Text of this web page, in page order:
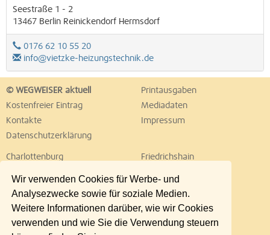
Wir verwenden Cookies für Werbe- und
Analysezwecke sowie für soziale Medien.
Weitere Informationen darüber, wie wir Cookies
verwenden und wie Sie die Verwendung steuern
Seestraße 1 - 2
13467 Berlin Reinickendorf Hermsdorf
0176 62 10 55 20
info@vietzke-heizungstechnik.de
© WEGWEISER aktuell
Printausgaben
Kostenfreier Eintrag
Mediadaten
Kontakte
Impressum
Datenschutzerklärung
Charlottenburg
Friedrichshain
Lichtenberg
Marzahn
Neukölln
Pankow